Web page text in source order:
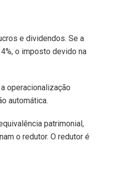
e dividendos. Se a
o imposto devido na
operacionalização
automática.
patrimonial,
o redutor. O redutor é